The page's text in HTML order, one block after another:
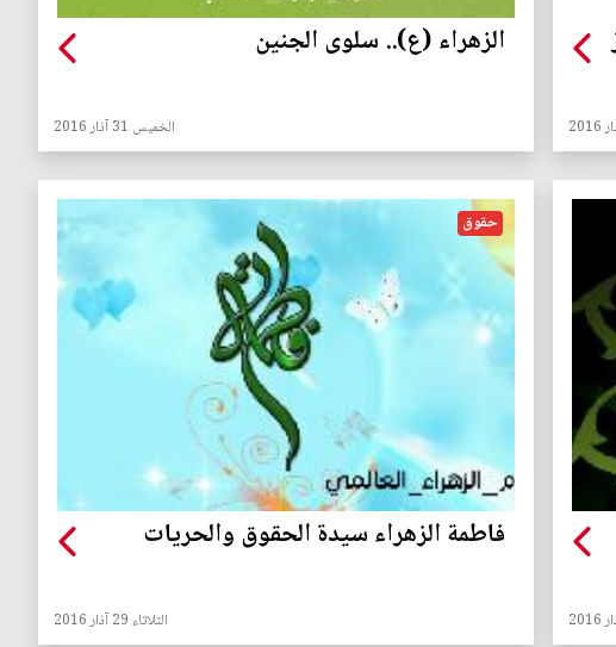
الزهراء (ع).. سلوى الجنين
الخميس 31 آذار 2016
حقوق
فاطمة الزهراء سيدة الحقوق والحريات
الثلاثاء 29 آذار 2016